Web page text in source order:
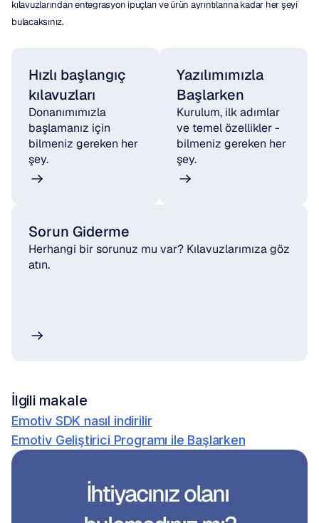
kılavuzlarından entegrasyon ipuçları ve ürün ayrıntılarına kadar her şeyi
bulacaksınız.
Hızlı başlangıç
kılavuzları
Donanımımızla
başlamanız için
bilmeniz gereken her
şey.
Yazılımımızla
Başlarken
Kurulum, ilk adımlar
ve temel özellikler -
bilmeniz gereken her
şey.
Sorun Giderme
Herhangi bir sorunuz mu var? Kılavuzlarımıza göz
atın.
İlgili makale
Emotiv SDK nasıl indirilir
Emotiv Geliştirici Programı ile Başlarken
İhtiyacınız olanı